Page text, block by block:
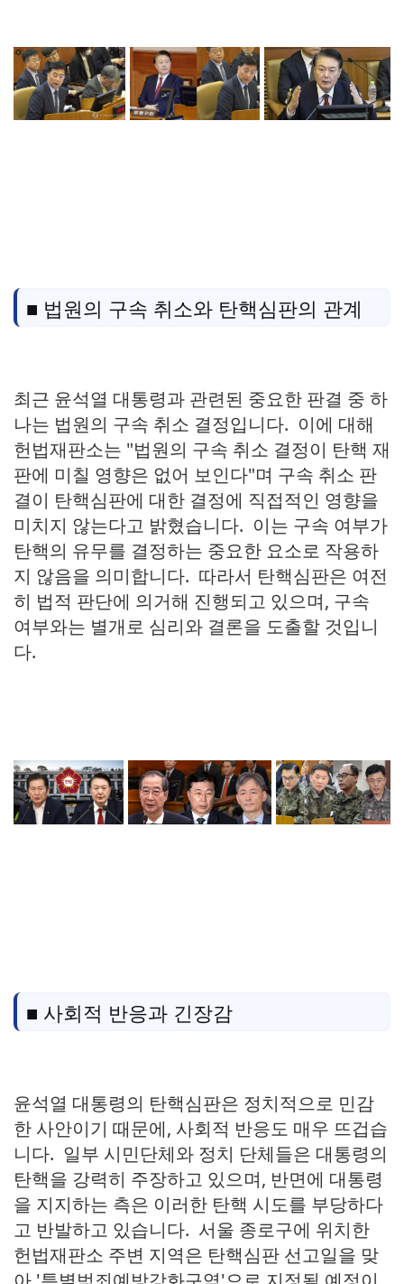
■ 법원의 구속 취소와 탄핵심판의 관계
최근 윤석열 대통령과 관련된 중요한 판결 중 하
나는 법원의 구속 취소 결정입니다. 이에 대해
헌법재판소는 "법원의 구속 취소 결정이 탄핵 재
판에 미칠 영향은 없어 보인다"며 구속 취소 판
결이 탄핵심판에 대한 결정에 직접적인 영향을
미치지 않는다고 밝혔습니다. 이는 구속 여부가
탄핵의 유무를 결정하는 중요한 요소로 작용하
지 않음을 의미합니다. 따라서 탄핵심판은 여전
히 법적 판단에 의거해 진행되고 있으며, 구속
여부와는 별개로 심리와 결론을 도출할 것입니
다.
■ 사회적 반응과 긴장감
윤석열 대통령의 탄핵심판은 정치적으로 민감
한 사안이기 때문에, 사회적 반응도 매우 뜨겁습
니다. 일부 시민단체와 정치 단체들은 대통령의
탄핵을 강력히 주장하고 있으며, 반면에 대통령
을 지지하는 측은 이러한 탄핵 시도를 부당하다
고 반발하고 있습니다. 서울 종로구에 위치한
헌법재판소 주변 지역은 탄핵심판 선고일을 맞